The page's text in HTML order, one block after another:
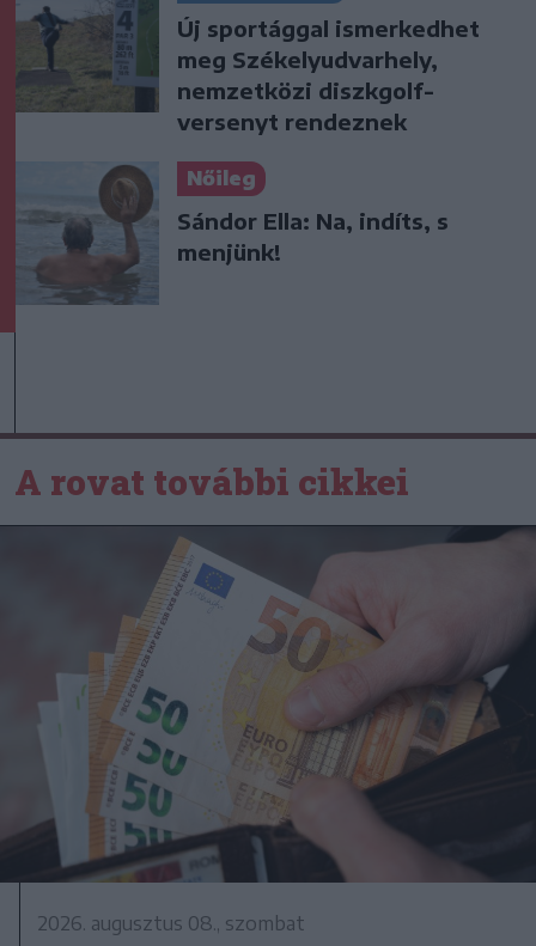
Új sportággal ismerkedhet
meg Székelyudvarhely,
nemzetközi diszkgolf-
versenyt rendeznek
Nőileg
Sándor Ella: Na, indíts, s
menjünk!
A rovat további cikkei
2026. augusztus 08., szombat